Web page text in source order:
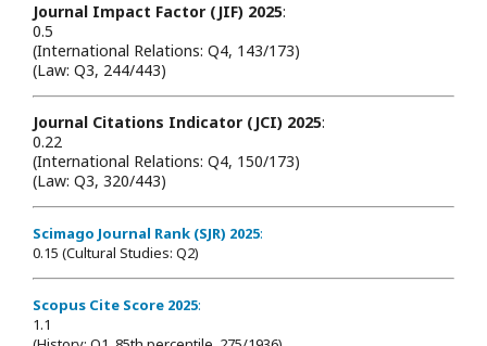
Journal Impact Factor (JIF) 2025:
0.5
(International Relations: Q4, 143/173)
(Law: Q3, 244/443)
Journal Citations Indicator (JCI) 2025:
0.22
(International Relations: Q4, 150/173)
(Law: Q3, 320/443)
Scimago Journal Rank (SJR) 2025:
0.15 (Cultural Studies: Q2)
Scopus Cite Score 2025:
1.1